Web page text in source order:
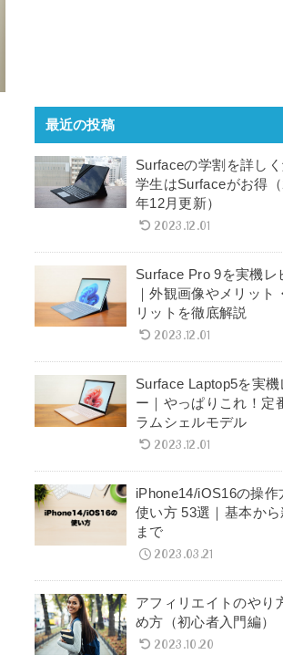
最近の投稿
Surfaceの学割を詳しく
学生はSurfaceがお得
年12月更新）
2023.12.01
Surface Pro 9を実機レ
｜外観画像やメリット
リットを徹底解説
2023.12.01
Surface Laptop5を実機
ー｜やっぱりこれ！定
ラムシェルモデル
2023.12.01
iPhone14/iOS16の操作
使い方 53選｜基本か
まで
2023.03.21
アフィリエイトのやり
め方（初心者入門編）
2023.10.20